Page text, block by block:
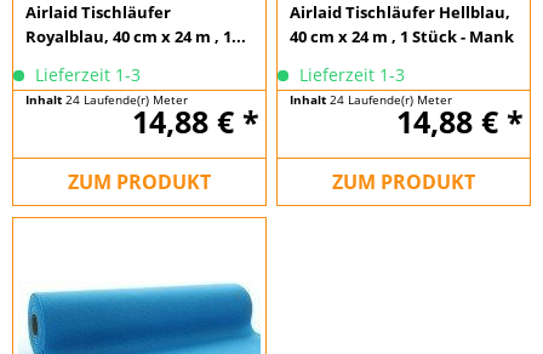
Airlaid Tischläufer
Royalblau, 40 cm x 24 m , 1...
Lieferzeit 1-3
Inhalt24 Laufende(r) Meter
(0,62 € * / 1 Laufende(r) Meter)
14,88 € *
ZUM PRODUKT
Airlaid Tischläufer Hellblau,
40 cm x 24 m , 1 Stück - Mank
Lieferzeit 1-3
Inhalt24 Laufende(r) Meter
(0,62 € * / 1 Laufende(r) Meter)
14,88 € *
ZUM PRODUKT